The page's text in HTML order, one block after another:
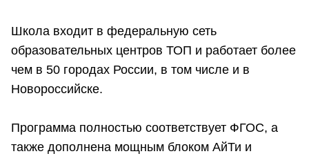
Школа входит в федеральную сеть
образовательных центров ТОП и работает более
чем в 50 городах России, в том числе и в
Новороссийске.
Программа полностью соответствует ФГОС, а
также дополнена мощным блоком АйТи и